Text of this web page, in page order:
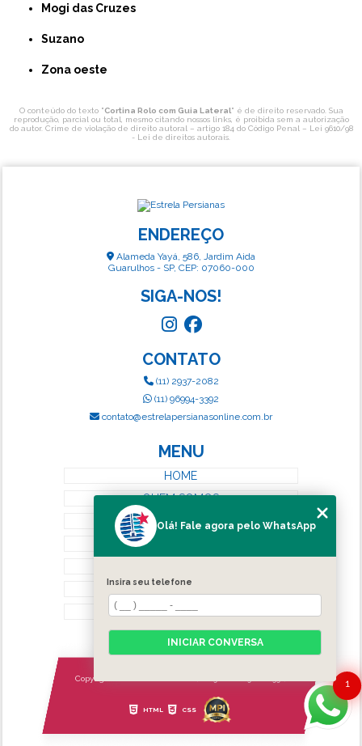
Mogi das Cruzes
Suzano
Zona oeste
O conteúdo do texto "Cortina Rolo com Guia Lateral" é de direito reservado. Sua
reprodução, parcial ou total, mesmo citando nossos links, é proibida sem a autorização
do autor. Crime de violação de direito autoral – artigo 184 do Código Penal – Lei 9610/98
- Lei de direitos autorais
ENDEREÇO
Alameda Yayá, 586, Jardim Aida
Guarulhos - SP, CEP: 07060-000
SIGA-NOS!
CONTATO
(11) 2937-2082
(11) 96994-3392
contato@estrelapersianasonline.com.br
MENU
HOME
QUEM SOMOS
SERVIÇOS
CATEGORIAS
MAPA DO SITE
Copyright © Estrela Persianas. (Lei 9610 de 19/02/1998)
HTML CSS
1
Olá! Fale agora pelo WhatsApp
Insira seu telefone
INICIAR CONVERSA